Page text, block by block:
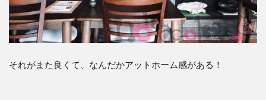
それがまた良くて、なんだかアットホーム感がある！